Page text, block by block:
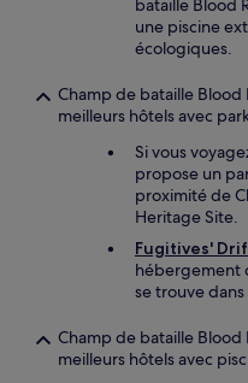
bataille Blood
une piscine
écologiques.
Champ de bataille Blood
meilleurs hôtels avec
Si vous
propose un
proximité de
Heritage Site.
Fugitives'
hébergement
se trouve
Champ de bataille Blood
meilleurs hôtels avec